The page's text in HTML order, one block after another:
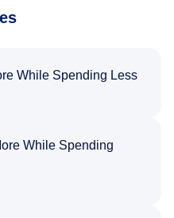
While Spending Less
While Spending